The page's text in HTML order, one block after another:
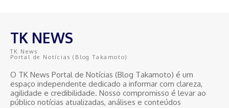
TK NEWS
TK News
Portal de Notícias (Blog Takamoto)
O TK News Portal de Notícias (Blog Takamoto) é um
espaço independente dedicado a informar com clareza,
agilidade e credibilidade. Nosso compromisso é levar ao
público notícias atualizadas, análises e conteúdos